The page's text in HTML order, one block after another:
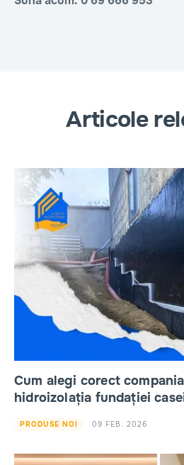
Articole
Cum alegi corect
hidroizolația fundației
PRODUSE NOI 09 FEB. 2026